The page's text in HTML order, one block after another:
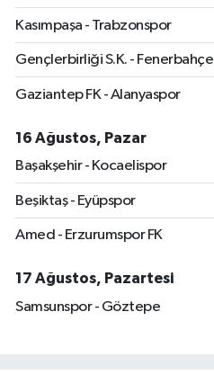
Kasımpaşa - Trabzonspor
Gençlerbirliği S.K. - Fenerbahçe
Gaziantep FK - Alanyaspor
16 Ağustos, Pazar
Başakşehir - Kocaelispor
Beşiktaş - Eyüpspor
Amed - Erzurumspor FK
17 Ağustos, Pazartesi
Samsunspor - Göztepe